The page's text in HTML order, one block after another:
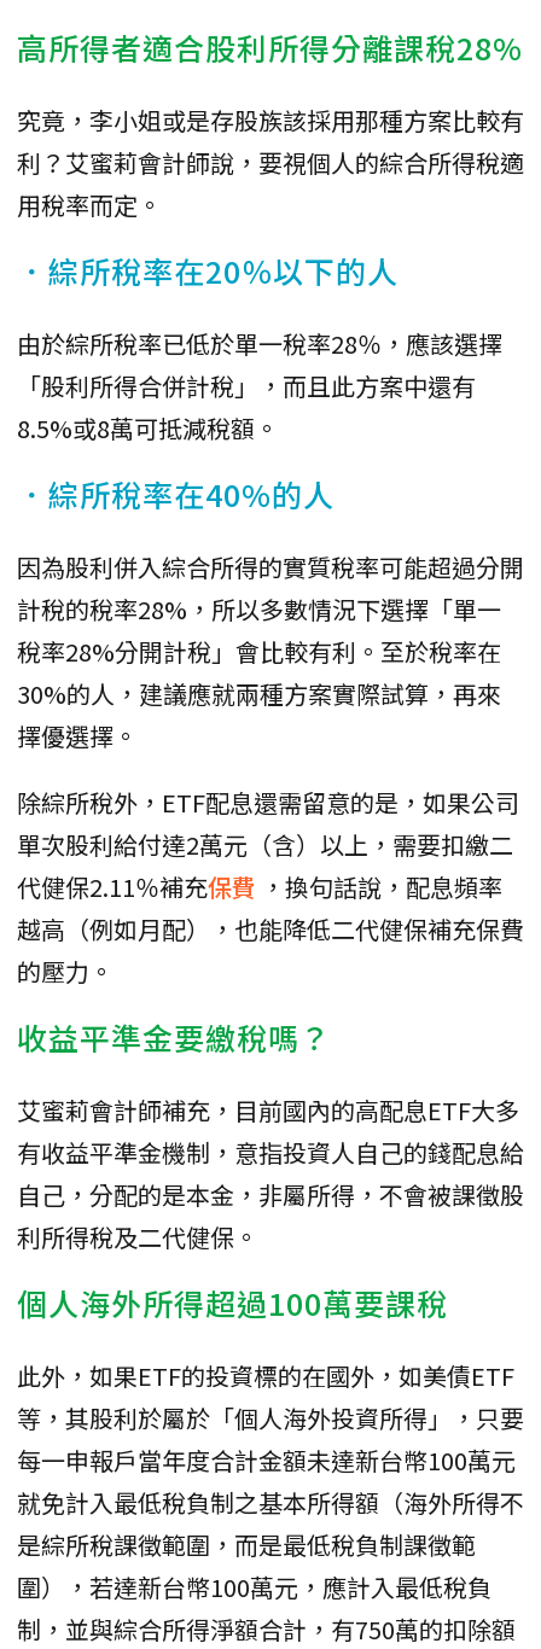
高所得者適合股利所得分離課稅28%
究竟，李小姐或是存股族該採用那種方案比較有
利？艾蜜莉會計師說，要視個人的綜合所得稅適
用稅率而定。
．綜所稅率在20％以下的人
由於綜所稅率已低於單一稅率28％，應該選擇
「股利所得合併計稅」，而且此方案中還有
8.5%或8萬可抵減稅額。
．綜所稅率在40%的人
因為股利併入綜合所得的實質稅率可能超過分開
計稅的稅率28%，所以多數情況下選擇「單一
稅率28%分開計稅」會比較有利。至於稅率在
30%的人，建議應就兩種方案實際試算，再來
擇優選擇。
除綜所稅外，ETF配息還需留意的是，如果公司
單次股利給付達2萬元（含）以上，需要扣繳二
代健保2.11％補充保費 ，換句話說，配息頻率
越高（例如月配），也能降低二代健保補充保費
的壓力。
收益平準金要繳稅嗎？
艾蜜莉會計師補充，目前國內的高配息ETF大多
有收益平準金機制，意指投資人自己的錢配息給
自己，分配的是本金，非屬所得，不會被課徵股
利所得稅及二代健保。
個人海外所得超過100萬要課稅
此外，如果ETF的投資標的在國外，如美債ETF
等，其股利於屬於「個人海外投資所得」，只要
每一申報戶當年度合計金額未達新台幣100萬元
就免計入最低稅負制之基本所得額（海外所得不
是綜所稅課徵範圍，而是最低稅負制課徵範
圍），若達新台幣100萬元，應計入最低稅負
制，並與綜合所得淨額合計，有750萬的扣除額